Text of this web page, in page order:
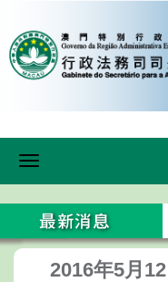
Toggle
2016年5月12